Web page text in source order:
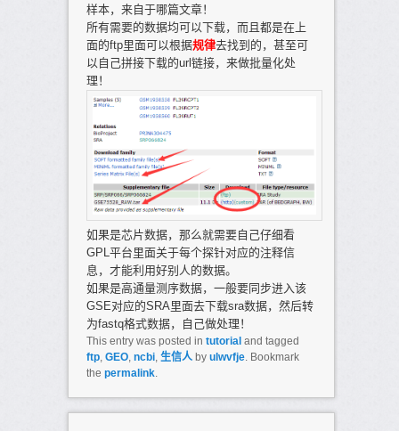
样本，来自于哪篇文章！
所有需要的数据均可以下载，而且都是在上
面的ftp里面可以根据规律去找到的，甚至可
以自己拼接下载的url链接，来做批量化处
理！
如果是芯片数据，那么就需要自己仔细看
GPL平台里面关于每个探针对应的注释信
息，才能利用好别人的数据。
如果是高通量测序数据，一般要同步进入该
GSE对应的SRA里面去下载sra数据，然后转
为fastq格式数据，自己做处理！
This entry was posted in tutorial and tagged
ftp, GEO, ncbi, 生信人by ulwvfje. Bookmark
the permalink.